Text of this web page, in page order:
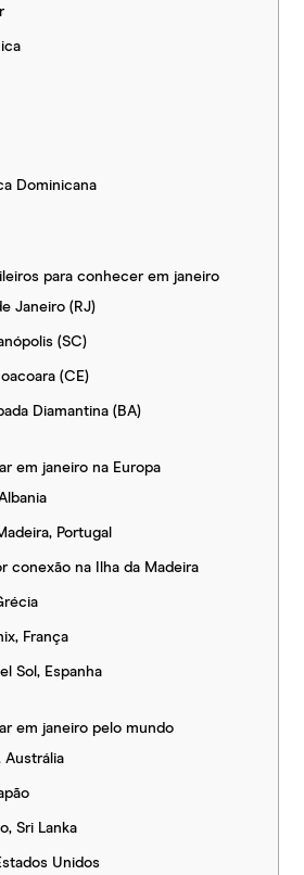
Dominicana
para conhecer em janeiro
Janeiro (RJ)
(SC)
(CE)
Diamantina (BA)
em janeiro na Europa
Portugal
conexão na Ilha da Madeira
França
Sol, Espanha
em janeiro pelo mundo
Austrália
Sri Lanka
Unidos